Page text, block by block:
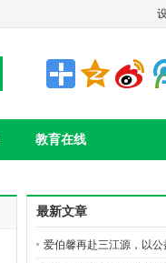
教育在线
最新文章
爱伯馨再赴三江源，以